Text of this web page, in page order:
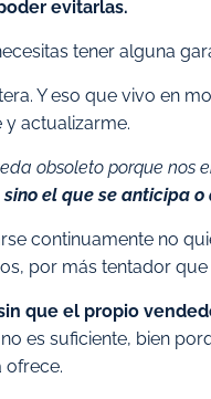
evitarlas.
tener alguna
Y eso que vivo en
actualizarme.
obsoleto porque nos
el que se anticipa
continuamente no
por más tentador que
que el propio
es suficiente, bien
ofrece.